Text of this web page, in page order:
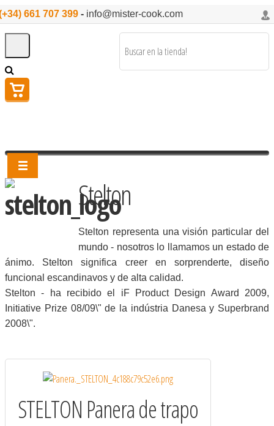
661 707 399 - info@mister-cook.com
Stelton
Stelton representa una visión particular del
mundo - nosotros lo llamamos un estado de
ánimo. Stelton significa creer en sorprenderte, diseño
funcional escandinavos y de alta calidad.
Stelton - ha recibido el iF Product Design Award 2009,
Initiative Prize 08/09\" de la indústria Danesa y Superbrand
2008\".
STELTON Panera de trapo